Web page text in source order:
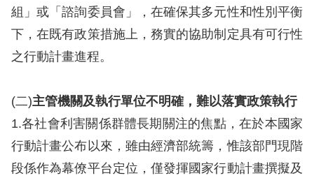
兒少版
首
頁
組」或「諮詢委員會」，在確保其多元性和性別平衡
下，在既有政策措施上，務實的協助制定具有可行性
之行動計畫進程。
(二)主管機關及執行單位不明確，難以落實政策執行
1.各社會利害關係群體長期關注的焦點，在於本國家
行動計畫公布以來，雖由經濟部統籌，惟該部門現階
段係作為幕僚平台定位，僅發揮國家行動計畫撰擬及